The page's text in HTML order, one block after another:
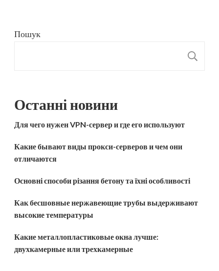
Пошук
Останні новини
Для чего нужен VPN-сервер и где его используют
Какие бывают виды прокси-серверов и чем они
отличаются
Основні способи різання бетону та їхні особливості
Как бесшовные нержавеющие трубы выдерживают
высокие температуры
Какие металлопластиковые окна лучше:
двухкамерные или трехкамерные